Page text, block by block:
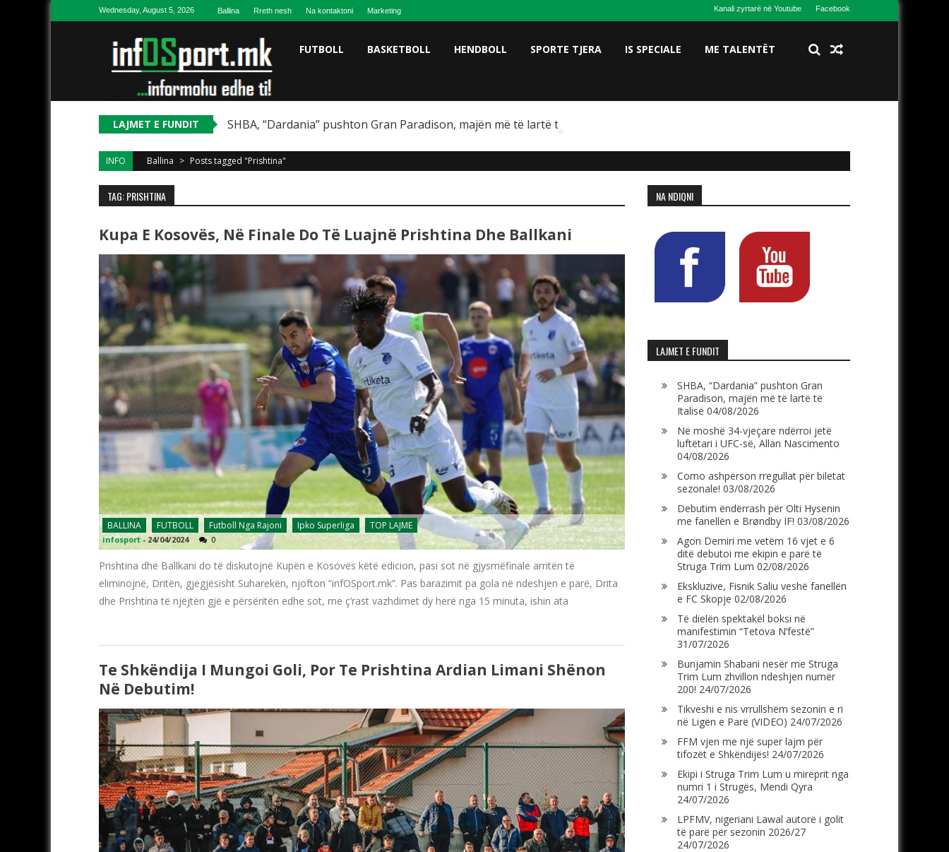
Skip to contentWednesday, August 5, 2026 Ballina Rreth nesh Na kontaktoni Marketing Kanali zyrtarë në Youtube Facebook
FUTBOLL BASKETBOLL HENDBOLL SPORTE TJERA IS SPECIALE ME TALENTËT
LAJMET E FUNDIT SHBA, “Dardania” pushton Gran Paradison, majën më të lartë të Italisë
INFO Ballina > Posts tagged "Prishtina"
TAG: PRISHTINA
Kupa E Kosovës, Në Finale Do Të Luajnë Prishtina Dhe Ballkani
BALLINA FUTBOLL Futboll Nga Rajoni Ipko Superliga TOP LAJME
infosport -24/04/2024 0
Prishtina dhe Ballkani do të diskutojnë Kupën e Kosovës këtë edicion, pasi sot në gjysmëfinale arritën të
eliminojnë, Dritën, gjegjësisht Suharekën, njofton “infOSport.mk”. Pas barazimit pa gola në ndeshjen e parë, Drita
dhe Prishtina të njëjtën gjë e përsëritën edhe sot, me ç’rast vazhdimet dy herë nga 15 minuta, ishin ata
Te Shkëndija I Mungoi Goli, Por Te Prishtina Ardian Limani Shënon
Në Debutim!
NA NDIQNI
LAJMET E FUNDIT
SHBA, “Dardania” pushton Gran
Paradison, majën më të lartë të
Italisë 04/08/2026
Në moshë 34-vjeçare ndërroi jetë
luftëtari i UFC-së, Allan Nascimento
04/08/2026
Como ashpërson rregullat për biletat
sezonale! 03/08/2026
Debutim ëndërrash për Olti Hysenin
me fanellën e Brøndby IF! 03/08/2026
Agon Demiri me vetëm 16 vjet e 6
ditë debutoi me ekipin e parë të
Struga Trim Lum 02/08/2026
Ekskluzive, Fisnik Saliu veshë fanellën
e FC Skopje 02/08/2026
Të dielën spektakël boksi në
manifestimin “Tetova N’festë”
31/07/2026
Bunjamin Shabani nesër me Struga
Trim Lum zhvillon ndeshjen numër
200! 24/07/2026
Tikveshi e nis vrrullshëm sezonin e ri
në Ligën e Parë (VIDEO) 24/07/2026
FFM vjen me një super lajm për
tifozët e Shkëndijës! 24/07/2026
Ekipi i Struga Trim Lum u mirëprit nga
numri 1 i Strugës, Mendi Qyra
24/07/2026
LPFMV, nigeriani Lawal autorë i golit
të parë për sezonin 2026/27
24/07/2026